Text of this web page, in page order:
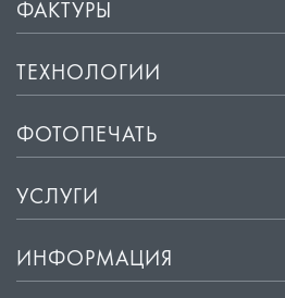
ФАКТУРЫ
ТЕХНОЛОГИИ
ФОТОПЕЧАТЬ
УСЛУГИ
ИНФОРМАЦИЯ